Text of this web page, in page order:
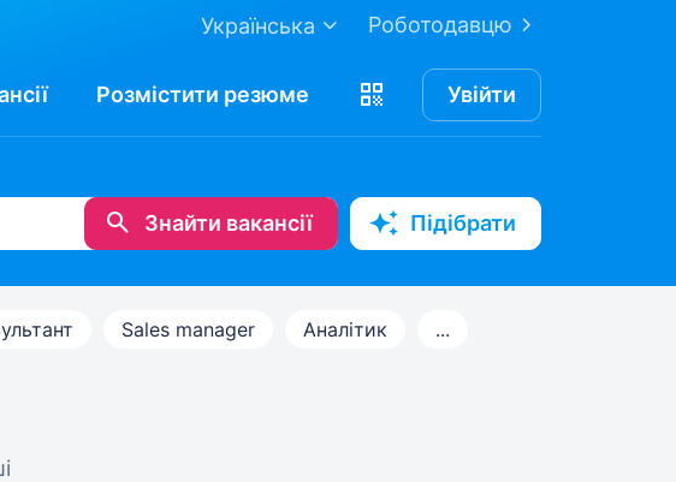
Роботодавцю
Українська
Розмістити резюме Увійти
Знайти вакансії Підібрати
Sales manager Аналітик ...